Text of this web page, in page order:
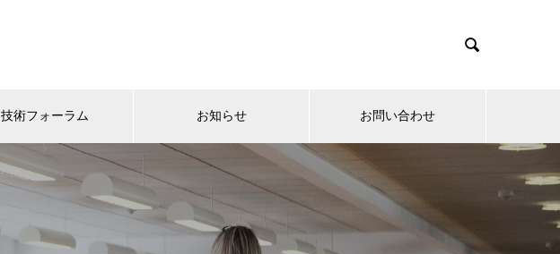

技術フォーラム お知らせ お問い合わせ